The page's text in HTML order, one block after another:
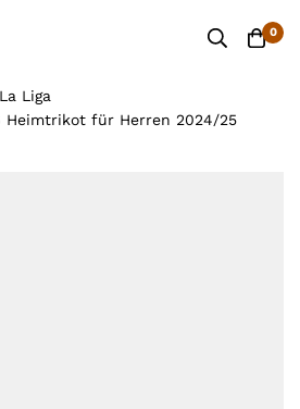
0
La Liga
Heimtrikot für Herren 2024/25